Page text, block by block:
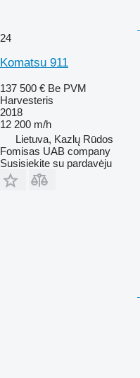
24
Komatsu 911
137 500 € Be PVM
Harvesteris
2018
12 200 m/h
Lietuva, Kazlų Rūdos
Fomisas UAB company
Susisiekite su pardavėju